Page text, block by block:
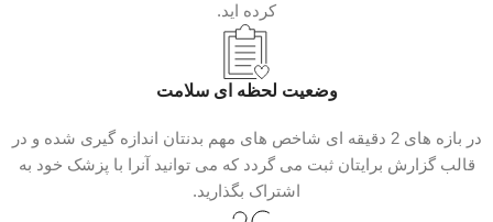
کرده اید.
وضعیت لحظه ای سلامت
در بازه های 2 دقیقه ای شاخص های مهم بدنتان اندازه گیری شده و در
قالب گزارش برایتان ثبت می گردد که می توانید آنرا با پزشک خود به
اشتراک بگذارید.